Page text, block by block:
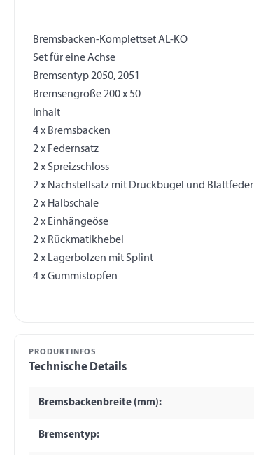
Bremsbacken-Komplettset AL-KO
Set für eine Achse
Bremsentyp 2050, 2051
Bremsengröße 200 x 50
Inhalt
4 x Bremsbacken
2 x Federnsatz
2 x Spreizschloss
2 x Nachstellsatz mit Druckbügel und Blattfeder
2 x Halbschale
2 x Einhängeöse
2 x Rückmatikhebel
2 x Lagerbolzen mit Splint
PRODUKTINFOS
Technische Details
Bremsbackenbreite (mm):
Bremsentyp: